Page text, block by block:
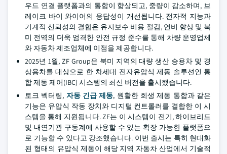
우드 연결 플랫폼과의 통합이 향상되고, 중량이 감소하며, 브
레이크 바이 와이어의 응답성이 개선됩니다. 전자적 지능과
기계적 신뢰성의 결합은 유지보수 비용 절감, 연비 향상 및 북
미 전역의 더욱 엄격한 안전 규정 준수를 통해 차량 운영업체
와 자동차 제조업체에 이점을 제공합니다.
2025년 1월, ZF Group은 북미 지역의 대량 생산 승용차 및 경
상용차를 대상으로 한 차세대 전자유압식 제동 솔루션인 통
합 제동 제어(IBC) 시스템의 최신 버전을 출시했습니다.
토크 벡터링, 자동 긴급 제동, 원활한 회생 제동 통합과 같은
기능은 유압식 작동 장치와 디지털 컨트롤러를 결합한 이 시
스템을 통해 지원됩니다. ZF는 이 시스템이 전기, 하이브리드
및 내연기관 구동계에 사용할 수 있는 확장 가능한 플랫폼으
로 기능할 수 있다고 강조했습니다. 이번 출시는 특히 현대화
된 형태의 유압식 제동이 해당 지역 자동차 산업에서 기술적